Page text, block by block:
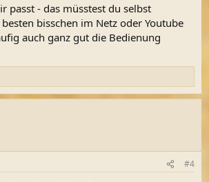
passt - das müsstest du selbst
bisschen im Netz oder Youtube
auch ganz gut die Bedienung
#4